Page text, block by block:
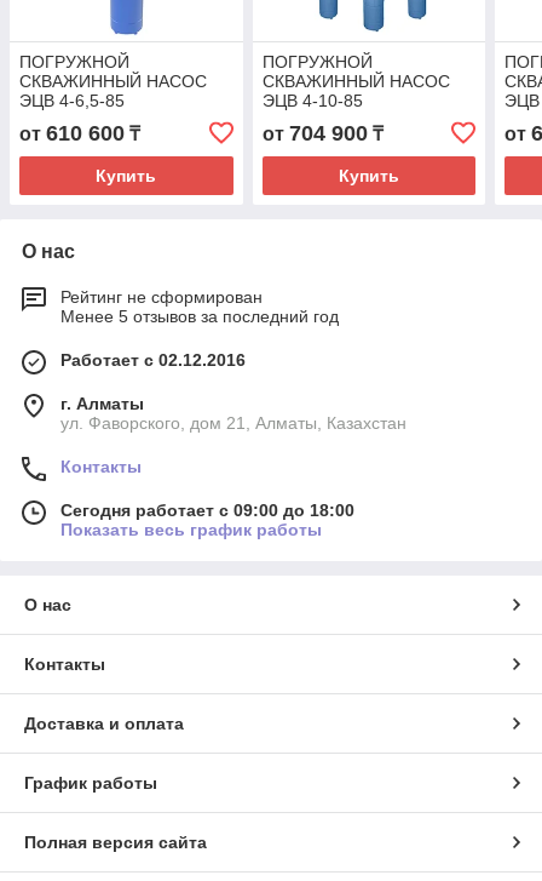
ПОГРУЖНОЙ
СКВАЖИННЫЙ НАСОС
ЭЦВ 4-6,5-85
от 610 600 ₸
Купить
ПОГРУЖНОЙ
СКВАЖИННЫЙ НАСОС
ЭЦВ 4-10-85
от 704 900₸
Купить
ЭЦВ
от
О нас
Рейтинг не сформирован
Менее 5 отзывов за последний год
Работает с 02.12.2016
г. Алматы
ул. Фаворского, дом 21, Алматы, Казахстан
Контакты
Сегодня работает с 09:00 до 18:00
Показать весь график работы
О нас
Контакты
Доставка и оплата
График работы
Полная версия сайта